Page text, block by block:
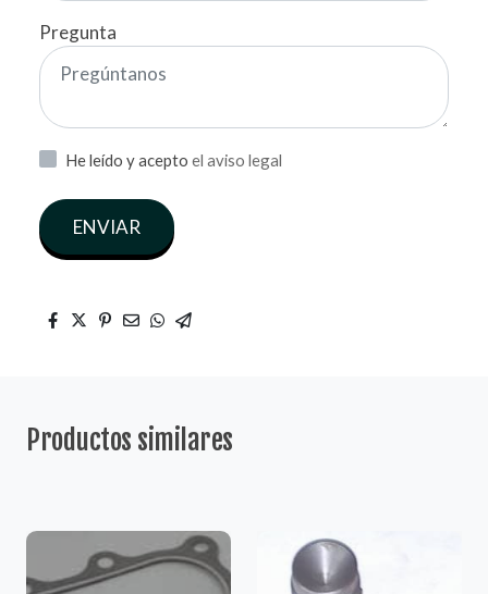
Pregunta
He leído y acepto el aviso legal
ENVIAR
Productos similares